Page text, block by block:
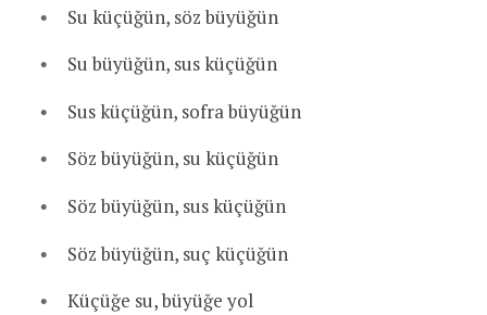
Su küçüğün, söz büyüğün
Su büyüğün, sus küçüğün
Sus küçüğün, sofra büyüğün
Söz büyüğün, su küçüğün
Söz büyüğün, sus küçüğün
Söz büyüğün, suç küçüğün
Küçüğe su, büyüğe yol